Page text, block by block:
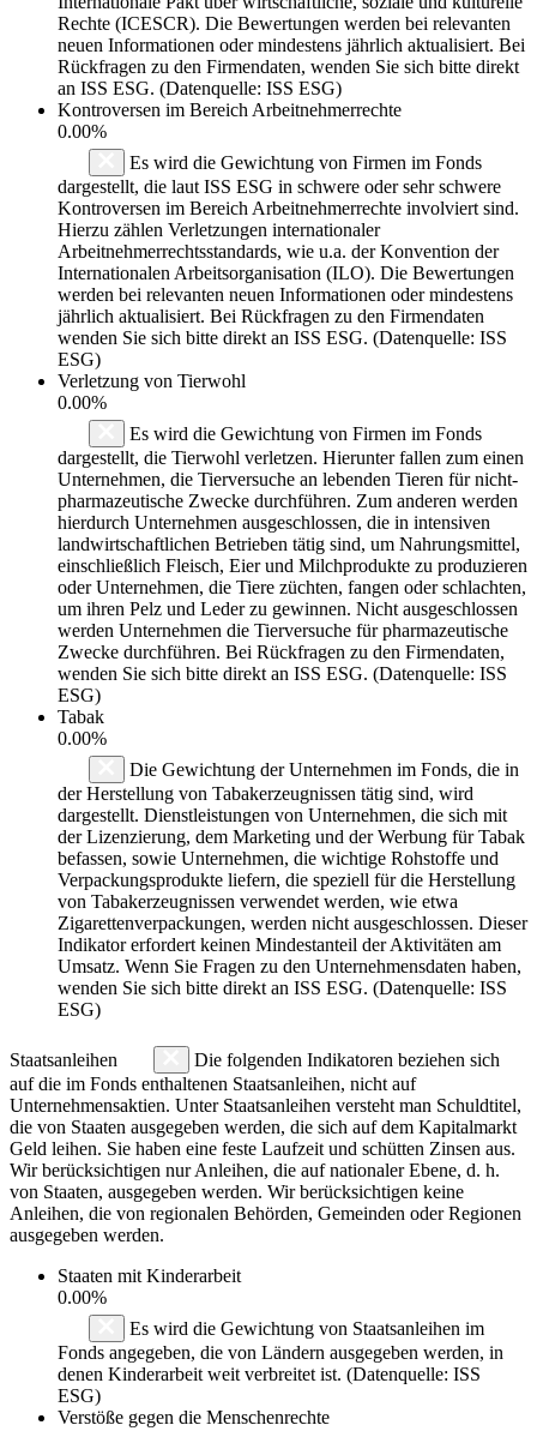
Rechte (ICESCR). Die Bewertungen werden bei relevanten
neuen Informationen oder mindestens jährlich aktualisiert. Bei
Rückfragen zu den Firmendaten, wenden Sie sich bitte direkt
an ISS ESG. (Datenquelle: ISS ESG)
Kontroversen im Bereich Arbeitnehmerrechte
0.00%
Es wird die Gewichtung von Firmen im Fonds
dargestellt, die laut ISS ESG in schwere oder sehr schwere
Kontroversen im Bereich Arbeitnehmerrechte involviert sind.
Hierzu zählen Verletzungen internationaler
Arbeitnehmerrechtsstandards, wie u.a. der Konvention der
Internationalen Arbeitsorganisation (ILO). Die Bewertungen
werden bei relevanten neuen Informationen oder mindestens
jährlich aktualisiert. Bei Rückfragen zu den Firmendaten
wenden Sie sich bitte direkt an ISS ESG. (Datenquelle: ISS
ESG)
Verletzung von Tierwohl
0.00%
Es wird die Gewichtung von Firmen im Fonds
dargestellt, die Tierwohl verletzen. Hierunter fallen zum einen
Unternehmen, die Tierversuche an lebenden Tieren für nicht-
pharmazeutische Zwecke durchführen. Zum anderen werden
hierdurch Unternehmen ausgeschlossen, die in intensiven
landwirtschaftlichen Betrieben tätig sind, um Nahrungsmittel,
einschließlich Fleisch, Eier und Milchprodukte zu produzieren
oder Unternehmen, die Tiere züchten, fangen oder schlachten,
um ihren Pelz und Leder zu gewinnen. Nicht ausgeschlossen
werden Unternehmen die Tierversuche für pharmazeutische
Zwecke durchführen. Bei Rückfragen zu den Firmendaten,
wenden Sie sich bitte direkt an ISS ESG. (Datenquelle: ISS
ESG)
Tabak
0.00%
Die Gewichtung der Unternehmen im Fonds, die in
der Herstellung von Tabakerzeugnissen tätig sind, wird
dargestellt. Dienstleistungen von Unternehmen, die sich mit
der Lizenzierung, dem Marketing und der Werbung für Tabak
befassen, sowie Unternehmen, die wichtige Rohstoffe und
Verpackungsprodukte liefern, die speziell für die Herstellung
von Tabakerzeugnissen verwendet werden, wie etwa
Zigarettenverpackungen, werden nicht ausgeschlossen. Dieser
Indikator erfordert keinen Mindestanteil der Aktivitäten am
Umsatz. Wenn Sie Fragen zu den Unternehmensdaten haben,
wenden Sie sich bitte direkt an ISS ESG. (Datenquelle: ISS
ESG)
Staatsanleihen
Die folgenden Indikatoren beziehen sich
auf die im Fonds enthaltenen Staatsanleihen, nicht auf
Unternehmensaktien. Unter Staatsanleihen versteht man Schuldtitel,
die von Staaten ausgegeben werden, die sich auf dem Kapitalmarkt
Geld leihen. Sie haben eine feste Laufzeit und schütten Zinsen aus.
Wir berücksichtigen nur Anleihen, die auf nationaler Ebene, d. h.
von Staaten, ausgegeben werden. Wir berücksichtigen keine
Anleihen, die von regionalen Behörden, Gemeinden oder Regionen
ausgegeben werden.
Staaten mit Kinderarbeit
0.00%
Es wird die Gewichtung von Staatsanleihen im
Fonds angegeben, die von Ländern ausgegeben werden, in
denen Kinderarbeit weit verbreitet ist. (Datenquelle: ISS
ESG)
Verstöße gegen die Menschenrechte